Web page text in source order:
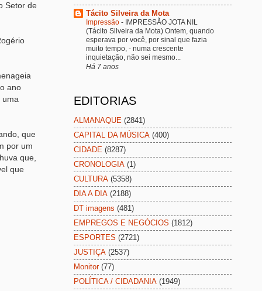
Setor de
ano
uma
que
por um
que,
que
Tácito Silveira da Mota
Impressão - IMPRESSÃO JOTA NIL
(Tácito Silveira da Mota) Ontem, quando
esperava por você, por sinal que fazia
muito tempo, - numa crescente
inquietação, não sei mesmo...
Há 7 anos
EDITORIAS
ALMANAQUE (2841)
CAPITAL DA MÚSICA (400)
CIDADE (8287)
CRONOLOGIA (1)
CULTURA (5358)
DIA A DIA (2188)
DT imagens (481)
EMPREGOS E NEGÓCIOS (1812)
ESPORTES (2721)
JUSTIÇA (2537)
Monitor (77)
POLÍTICA / CIDADANIA (1949)